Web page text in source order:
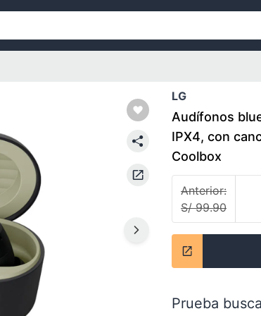
LG
Audífonos
IPX4, con
Coolbox
Anterior:
S/ 99.90
Prueba